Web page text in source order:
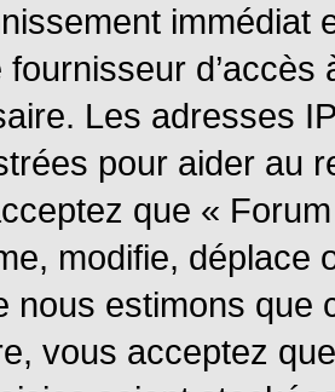
immédiat
fournisseur
Les adresses
pour aider au
que «
modifie, déplace
nous estimons que
vous acceptez